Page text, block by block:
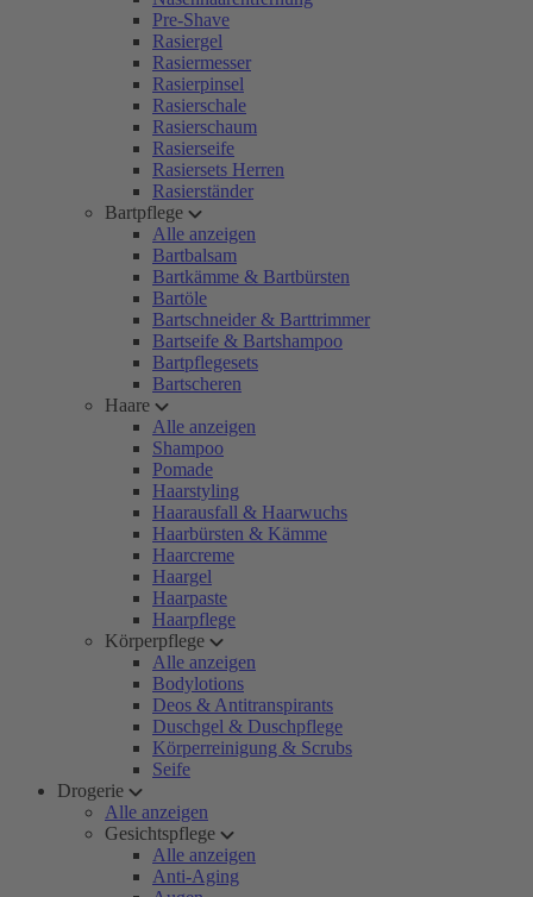
Pre-Shave
Rasiergel
Rasiermesser
Rasierpinsel
Rasierschale
Rasierschaum
Rasierseife
Rasiersets Herren
Rasierständer
Bartpflege
Alle anzeigen
Bartbalsam
Bartkämme & Bartbürsten
Bartöle
Bartschneider & Barttrimmer
Bartseife & Bartshampoo
Bartpflegesets
Bartscheren
Haare
Alle anzeigen
Shampoo
Pomade
Haarstyling
Haarausfall & Haarwuchs
Haarbürsten & Kämme
Haarcreme
Haargel
Haarpaste
Haarpflege
Körperpflege
Alle anzeigen
Bodylotions
Deos & Antitranspirants
Duschgel & Duschpflege
Körperreinigung & Scrubs
Seife
Drogerie
Alle anzeigen
Gesichtspflege
Alle anzeigen
Anti-Aging